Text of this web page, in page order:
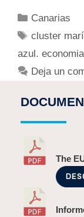
Canarias
cluster
azul.
Deja un
The